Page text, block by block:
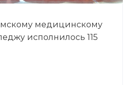
медицинскому
исполнилось 115